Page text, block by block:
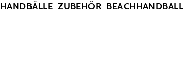
HANDBÄLLE ZUBEHÖR BEACHHANDBALL